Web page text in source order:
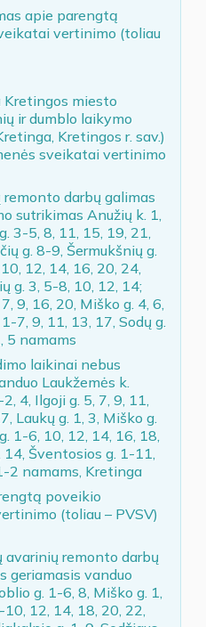
apie parengtą
vertinimo (toliau
Kretingos miesto
ir dumblo laikymo
Kretingos r. sav.)
sveikatai vertinimo
darbų galimas
sutrikimas Anužių k. 1,
3-5, 8, 11, 15, 19, 21,
g. 8-9, Šermukšnių g.
12, 14, 16, 20, 24,
g. 3, 5-8, 10, 12, 14;
9, 16, 20, Miško g. 4, 6,
7, 9, 11, 13, 17, Sodų g.
5 namams
laikinai nebus
Laukžemės k.
4, Ilgoji g. 5, 7, 9, 11,
Laukų g. 1, 3, Miško g.
1-6, 10, 12, 14, 16, 18,
Šventosios g. 1-11,
2 namams, Kretinga
poveikio
(toliau – PVSV)
remonto darbų
geriamasis vanduo
g. 1-6, 8, Miško g. 1,
12, 14, 18, 20, 22,